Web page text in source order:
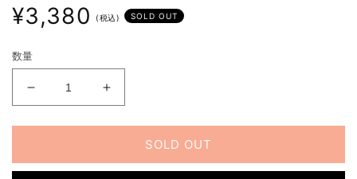
を
開
通
常
価
格
¥3,380 (税込) SOLD OUT
数量
1995
の
量
1991-
1995
の
量
SOLD OUT